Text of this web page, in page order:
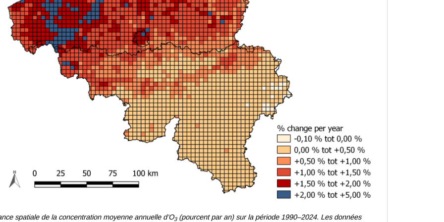
spatiale de la concentration moyenne annuelle d’O3(pourcent par an) sur la période 1990–2024. Les données